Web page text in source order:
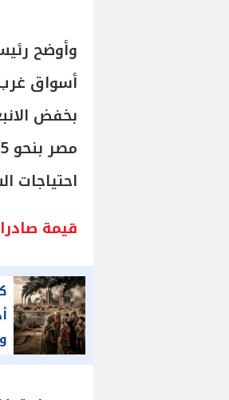
وأوضح
أسواق غرب
بخفض
احتياجات
قيمة